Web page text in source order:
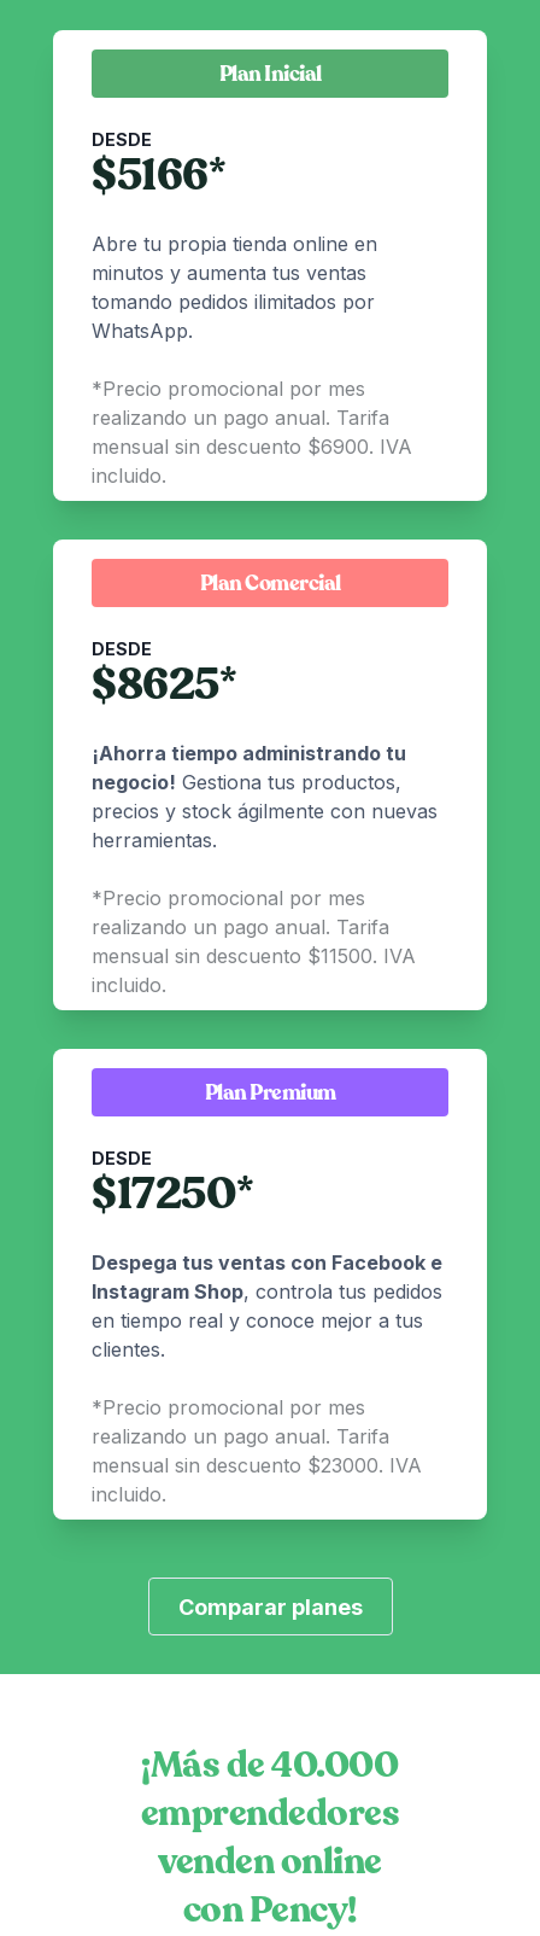
Plan Inicial
DESDE
$5166*
Abre tu propia tienda online en
minutos y aumenta tus ventas
tomando pedidos ilimitados por
WhatsApp.
*Precio promocional por mes
realizando un pago anual. Tarifa
mensual sin descuento $6900. IVA
incluido.
Plan Comercial
DESDE
$8625*
¡Ahorra tiempo administrando tu
negocio! Gestiona tus productos,
precios y stock ágilmente con nuevas
herramientas.
*Precio promocional por mes
realizando un pago anual. Tarifa
mensual sin descuento $11500. IVA
incluido.
Plan Premium
DESDE
$17250*
Despega tus ventas con Facebook e
Instagram Shop, controla tus pedidos
en tiempo real y conoce mejor a tus
clientes.
*Precio promocional por mes
realizando un pago anual. Tarifa
mensual sin descuento $23000. IVA
incluido.
Comparar planes
¡Más de 40.000
emprendedores
venden online
con Pency!